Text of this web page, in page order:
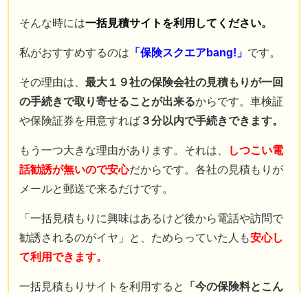
契約者と相手との交渉なども行う。
自動車保険の知識ゼロから様々な経験を重ねることで理解した
もっと多くの人に知ってほしいと願い、このサイトを立ち上げ
る。Read More…
そんな時には一括見積サイトを利用してください。
私がおすすめするのは 「保険スクエアbang!」 です。
その理由は、最大１９社の保険会社の見積もりが一回
の手続きで取り寄せることが出来るからです。車検証
や保険証券を用意すれば ３分以内で手続きできます。
もう一つ大きな理由があります。それは、
しつこい電
話勧誘が無いので安心だからです。各社の見積もりが
メールと郵送で来るだけです。
「一括見積もりに興味はあるけど後から電話や訪問で
勧誘されるのがイヤ」と、ためらっていた人も安心し
て利用できます。
一括見積もりサイトを利用すると
「今の保険料とこん